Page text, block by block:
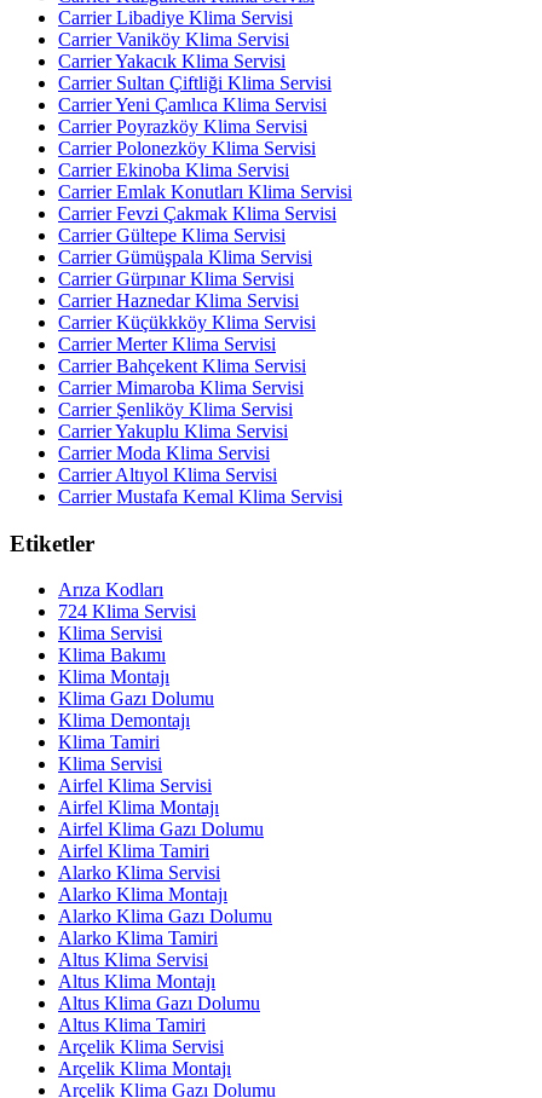
Carrier Libadiye Klima Servisi
Carrier Vaniköy Klima Servisi
Carrier Yakacık Klima Servisi
Carrier Sultan Çiftliği Klima Servisi
Carrier Yeni Çamlıca Klima Servisi
Carrier Poyrazköy Klima Servisi
Carrier Polonezköy Klima Servisi
Carrier Ekinoba Klima Servisi
Carrier Emlak Konutları Klima Servisi
Carrier Fevzi Çakmak Klima Servisi
Carrier Gültepe Klima Servisi
Carrier Gümüşpala Klima Servisi
Carrier Gürpınar Klima Servisi
Carrier Haznedar Klima Servisi
Carrier Küçükkköy Klima Servisi
Carrier Merter Klima Servisi
Carrier Bahçekent Klima Servisi
Carrier Mimaroba Klima Servisi
Carrier Şenliköy Klima Servisi
Carrier Yakuplu Klima Servisi
Carrier Moda Klima Servisi
Carrier Altıyol Klima Servisi
Carrier Mustafa Kemal Klima Servisi
Etiketler
Arıza Kodları
724 Klima Servisi
Klima Servisi
Klima Bakımı
Klima Montajı
Klima Gazı Dolumu
Klima Demontajı
Klima Tamiri
Klima Servisi
Airfel Klima Servisi
Airfel Klima Montajı
Airfel Klima Gazı Dolumu
Airfel Klima Tamiri
Alarko Klima Servisi
Alarko Klima Montajı
Alarko Klima Gazı Dolumu
Alarko Klima Tamiri
Altus Klima Servisi
Altus Klima Montajı
Altus Klima Gazı Dolumu
Altus Klima Tamiri
Arçelik Klima Servisi
Arçelik Klima Montajı
Arçelik Klima Gazı Dolumu